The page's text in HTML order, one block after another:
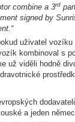
combine a 3rd
signed by
uživatel
kombinoval s
už viděli hodně
a jeden